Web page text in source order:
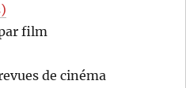
film
de cinéma